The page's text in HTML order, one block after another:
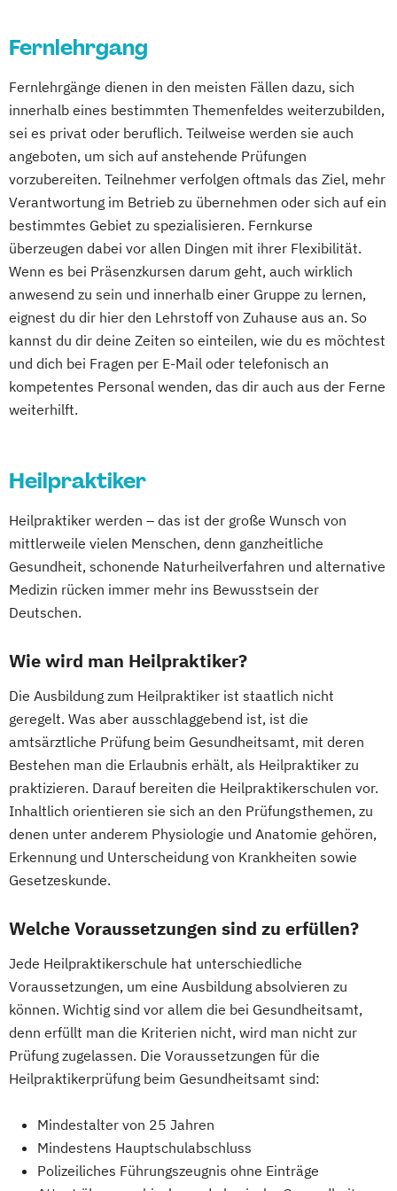
Trier Tübingen
Villingen-Schwenningen
Würzburg Zürich
Tierheilpraktiker
Paracelsus Gesundheitsakademien
Fernlehrgang
Fernlehrgänge dienen in den meisten Fällen dazu, sich
innerhalb eines bestimmten Themenfeldes weiterzubilden,
sei es privat oder beruflich. Teilweise werden sie auch
angeboten, um sich auf anstehende Prüfungen
vorzubereiten. Teilnehmer verfolgen oftmals das Ziel, mehr
Verantwortung im Betrieb zu übernehmen oder sich auf ein
bestimmtes Gebiet zu spezialisieren. Fernkurse
überzeugen dabei vor allen Dingen mit ihrer Flexibilität.
Wenn es bei Präsenzkursen darum geht, auch wirklich
anwesend zu sein und innerhalb einer Gruppe zu lernen,
eignest du dir hier den Lehrstoff von Zuhause aus an. So
kannst du dir deine Zeiten so einteilen, wie du es möchtest
und dich bei Fragen per E-Mail oder telefonisch an
kompetentes Personal wenden, das dir auch aus der Ferne
weiterhilft.
Heilpraktiker
Heilpraktiker werden – das ist der große Wunsch von
mittlerweile vielen Menschen, denn ganzheitliche
Gesundheit, schonende Naturheilverfahren und alternative
Medizin rücken immer mehr ins Bewusstsein der
Deutschen.
Wie wird man Heilpraktiker?
Die Ausbildung zum Heilpraktiker ist staatlich nicht
geregelt. Was aber ausschlaggebend ist, ist die
amtsärztliche Prüfung beim Gesundheitsamt, mit deren
Bestehen man die Erlaubnis erhält, als Heilpraktiker zu
praktizieren. Darauf bereiten die Heilpraktikerschulen vor.
Inhaltlich orientieren sie sich an den Prüfungsthemen, zu
denen unter anderem Physiologie und Anatomie gehören,
Erkennung und Unterscheidung von Krankheiten sowie
Gesetzeskunde.
Welche Voraussetzungen sind zu erfüllen?
Jede Heilpraktikerschule hat unterschiedliche
Voraussetzungen, um eine Ausbildung absolvieren zu
können. Wichtig sind vor allem die bei Gesundheitsamt,
denn erfüllt man die Kriterien nicht, wird man nicht zur
Prüfung zugelassen. Die Voraussetzungen für die
Heilpraktikerprüfung beim Gesundheitsamt sind:
Mindestalter von 25 Jahren
Mindestens Hauptschulabschluss
Polizeiliches Führungszeugnis ohne Einträge